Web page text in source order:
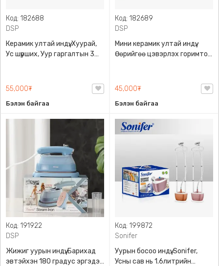
Код: 182688
DSP
Керамик ултай индүү, Хуурай,
Уc шүрших, Уур гаргалтын 3
тохиргоотой, DSP, KD1097
55,000₮
Бэлэн байгаа
Код: 182689
DSP
Мини керамик ултай индүү,
Өөрийгөө цэвэрлэх горимтой,
Гарт барихад эвтэйхэн
KD1173
45,000₮
Бэлэн байгаа
Код: 191922
DSP
Жижиг уурын индүү, Барихад
эвтэйхэн 180 градус эргэдэг
Код: 199872
Sonifer
Уурын босоо индүү, Sonifer,
Усны сав нь 1.6литрийн